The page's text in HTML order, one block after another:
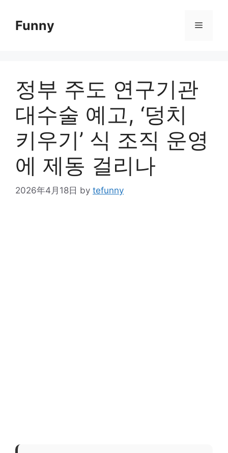
contentFunny Menu
정부 주도 연구기관
대수술 예고, ‘덩치
키우기’ 식 조직 운영
에 제동 걸리나
2026年4月18日 by tefunny